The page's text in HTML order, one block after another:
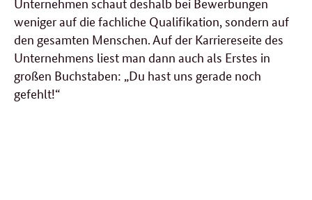
weniger auf die fachliche Qualifikation, sondern auf
den gesamten Menschen. Auf der Karriereseite des
Unternehmens liest man dann auch als Erstes in
großen Buchstaben: „Du hast uns gerade noch
gefehlt!“